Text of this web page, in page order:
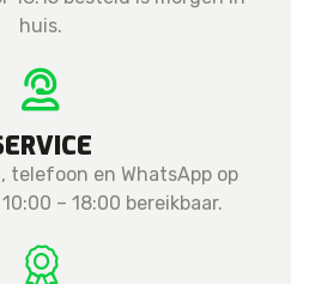
huis.
telefoon en WhatsApp op
– 18:00 bereikbaar.